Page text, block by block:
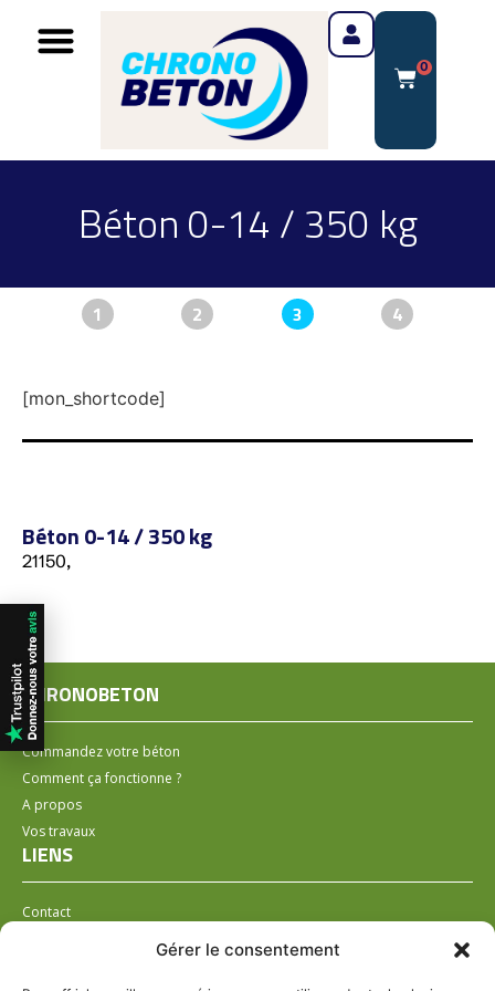
Gérer le consentement
0
Béton 0-14 / 350 kg
1 2 3 4
[mon_shortcode]
Béton 0-14 / 350 kg
21150,
CHRONOBETON
Commandez votre béton
Comment ça fonctionne ?
A propos
Vos travaux
LIENS
Contact